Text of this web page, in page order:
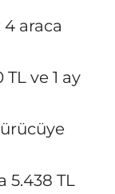
4 araca
ve 1 ay
5.438 TL